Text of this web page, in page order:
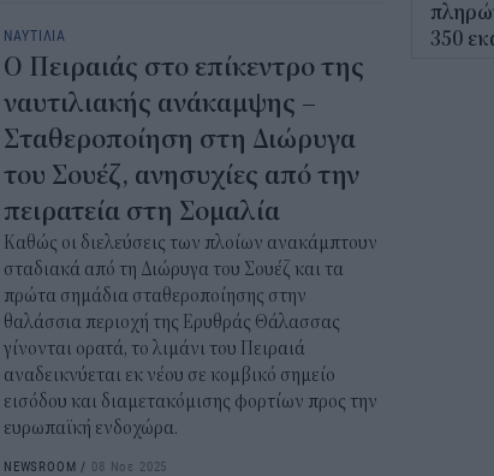
ΝΑΥΤΙΛΙΑ
Ο Πειραιάς στο επίκεντρο της
ναυτιλιακής ανάκαμψης –
Σταθεροποίηση στη Διώρυγα
του Σουέζ, ανησυχίες από την
πειρατεία στη Σομαλία
Καθώς οι διελεύσεις των πλοίων ανακάμπτουν
σταδιακά από τη Διώρυγα του Σουέζ και τα
πρώτα σημάδια σταθεροποίησης στην
θαλάσσια περιοχή της Ερυθράς Θάλασσας
γίνονται ορατά, το λιμάνι του Πειραιά
αναδεικνύεται εκ νέου σε κομβικό σημείο
εισόδου και διαμετακόμισης φορτίων προς την
ευρωπαϊκή ενδοχώρα.
NEWSROOM / 08 Νοε 2025
350